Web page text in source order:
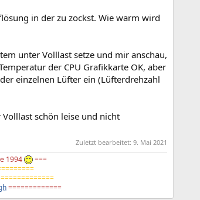
in der zu zockst. Wie warm wird
unter Volllast setze und mir anschau,
der CPU Grafikkarte OK, aber
einzelnen Lüfter ein (Lüfterdrehzahl
schön leise und nicht
Zuletzt bearbeitet: 9. Mai 2021
1994
===
=============